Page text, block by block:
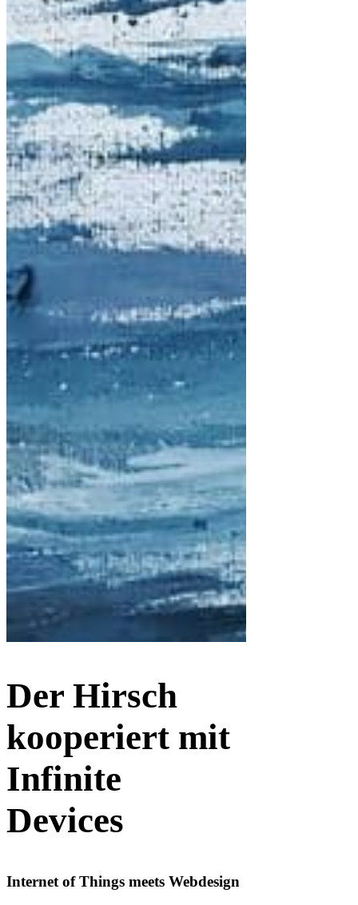
Der Hirsch
kooperiert mit
Infinite
Devices
Internet of Things meets Webdesign